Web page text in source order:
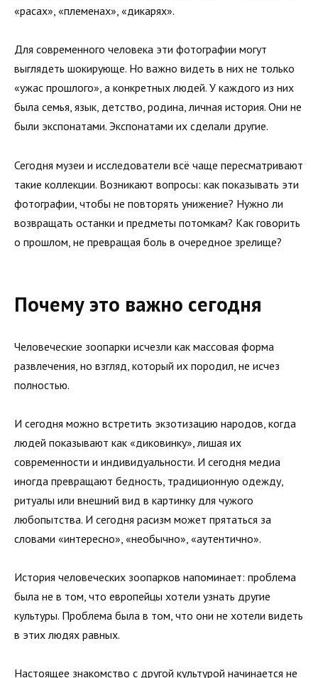
«расах», «племенах», «дикарях».
Для современного человека эти фотографии могут
выглядеть шокирующе. Но важно видеть в них не только
«ужас прошлого», а конкретных людей. У каждого из них
была семья, язык, детство, родина, личная история. Они не
были экспонатами. Экспонатами их сделали другие.
Сегодня музеи и исследователи всё чаще пересматривают
такие коллекции. Возникают вопросы: как показывать эти
фотографии, чтобы не повторять унижение? Нужно ли
возвращать останки и предметы потомкам? Как говорить
о прошлом, не превращая боль в очередное зрелище?
Почему это важно сегодня
Человеческие зоопарки исчезли как массовая форма
развлечения, но взгляд, который их породил, не исчез
полностью.
И сегодня можно встретить экзотизацию народов, когда
людей показывают как «диковинку», лишая их
современности и индивидуальности. И сегодня медиа
иногда превращают бедность, традиционную одежду,
ритуалы или внешний вид в картинку для чужого
любопытства. И сегодня расизм может прятаться за
словами «интересно», «необычно», «аутентично».
История человеческих зоопарков напоминает: проблема
была не в том, что европейцы хотели узнать другие
культуры. Проблема была в том, что они не хотели видеть
в этих людях равных.
Настоящее знакомство с другой культурой начинается не